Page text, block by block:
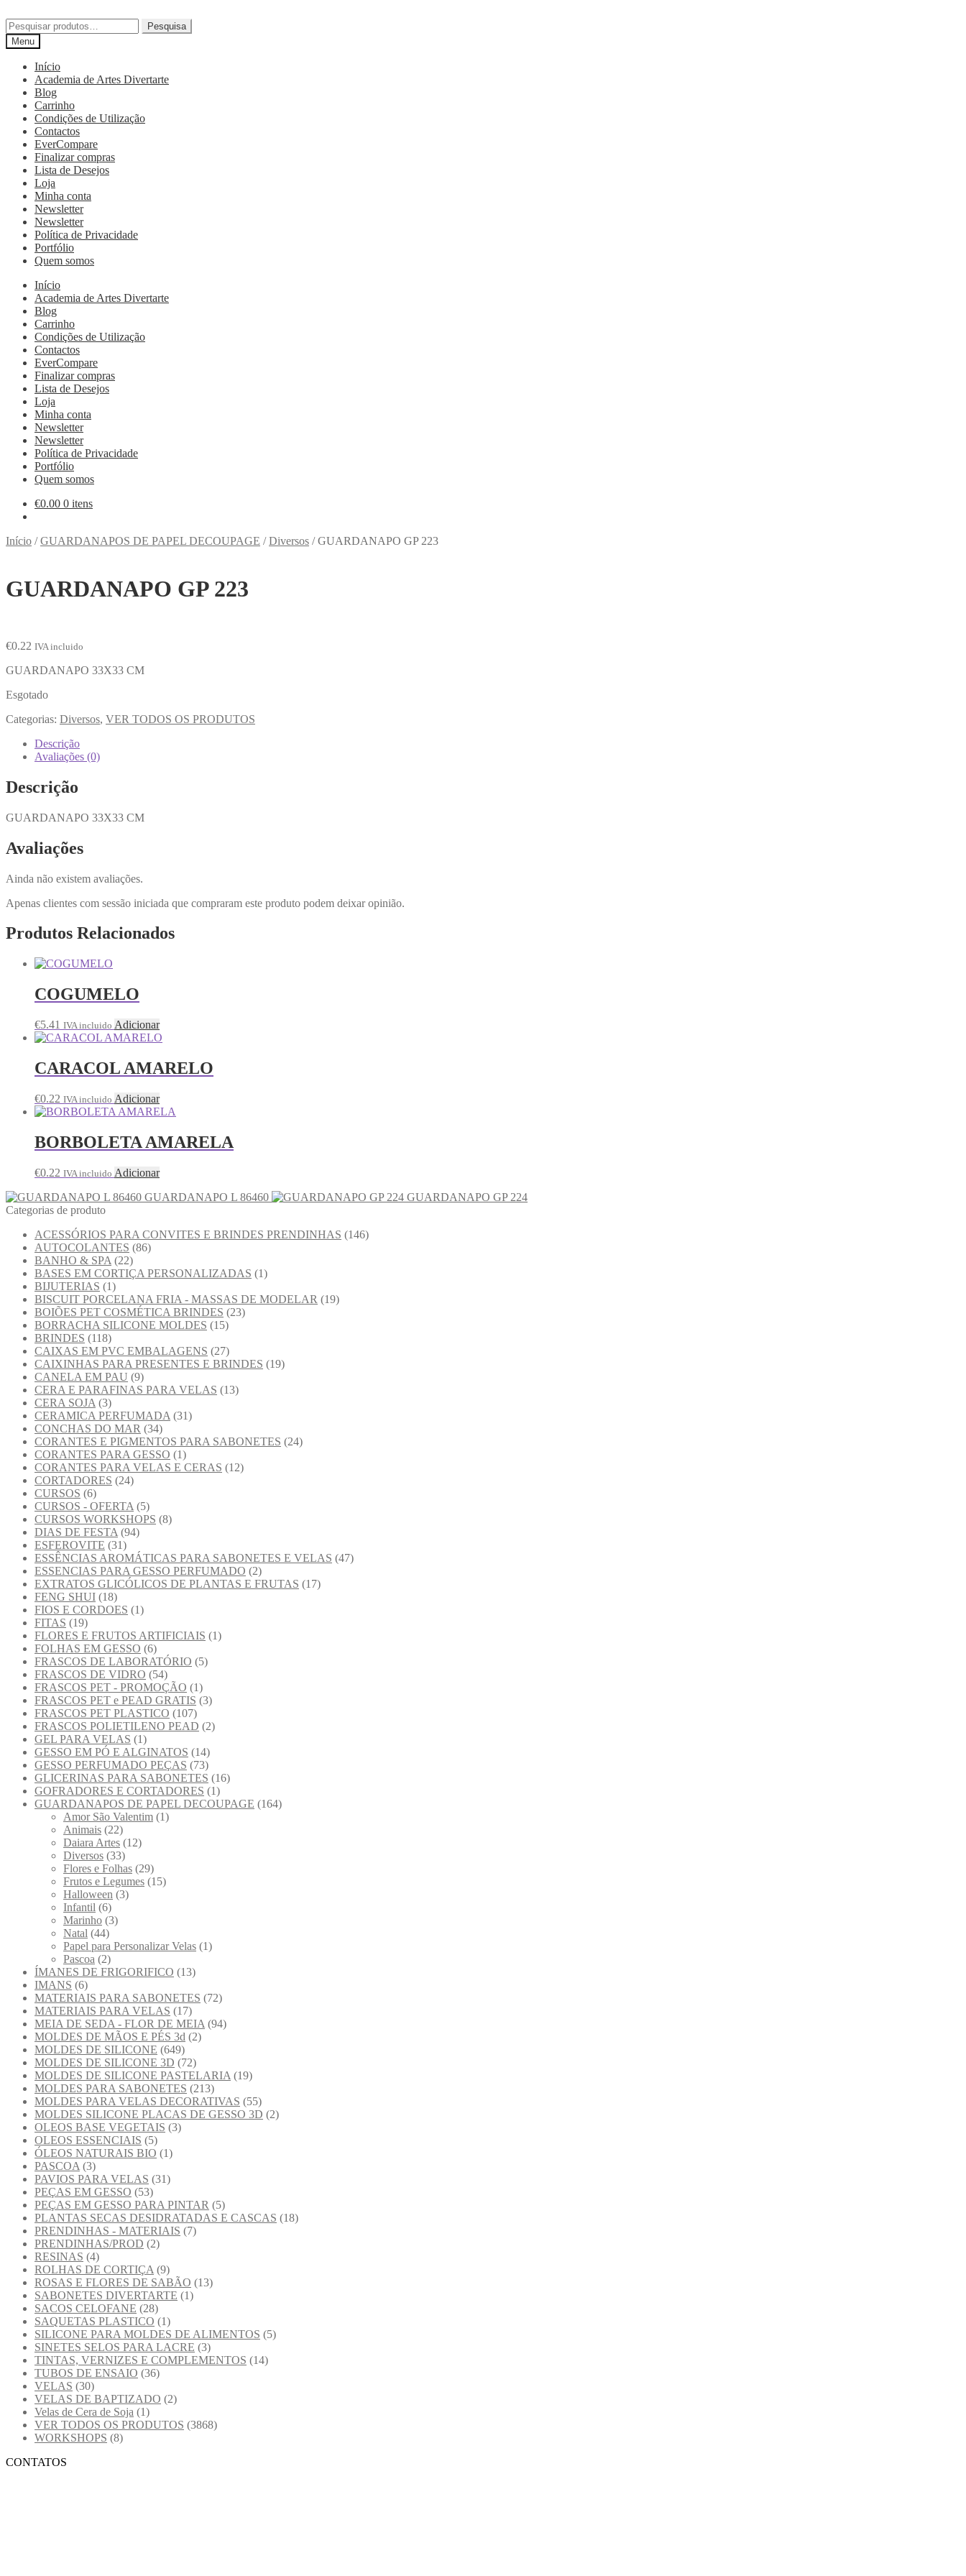
Pesquisa
Menu
Início
Academia de Artes Divertarte
Blog
Carrinho
Condições de Utilização
Contactos
EverCompare
Finalizar compras
Lista de Desejos
Loja
Minha conta
Newsletter
Newsletter
Política de Privacidade
Portfólio
Quem somos
Início
Academia de Artes Divertarte
Blog
Carrinho
Condições de Utilização
Contactos
EverCompare
Finalizar compras
Lista de Desejos
Loja
Minha conta
Newsletter
Newsletter
Política de Privacidade
Portfólio
Quem somos
€0.00 0 itens
Início /GUARDANAPOS DE PAPEL DECOUPAGE /Diversos /GUARDANAPO GP 223
GUARDANAPO GP 223
€0.22 IVA incluido
GUARDANAPO 33X33 CM
Esgotado
Categorias: Diversos, VER TODOS OS PRODUTOS
Descrição
Avaliações (0)
Descrição
GUARDANAPO 33X33 CM
Avaliações
Ainda não existem avaliações.
Apenas clientes com sessão iniciada que compraram este produto podem deixar opinião.
Produtos Relacionados
COGUMELO
€5.41 IVA incluido Adicionar
CARACOL AMARELO
€0.22 IVA incluido Adicionar
BORBOLETA AMARELA
€0.22 IVA incluido Adicionar
GUARDANAPO L 86460
GUARDANAPO GP 224
Categorias de produto
ACESSÓRIOS PARA CONVITES E BRINDES PRENDINHAS (146)
AUTOCOLANTES (86)
BANHO & SPA (22)
BASES EM CORTIÇA PERSONALIZADAS (1)
BIJUTERIAS (1)
BISCUIT PORCELANA FRIA - MASSAS DE MODELAR (19)
BOIÕES PET COSMÉTICA BRINDES (23)
BORRACHA SILICONE MOLDES (15)
BRINDES (118)
CAIXAS EM PVC EMBALAGENS (27)
CAIXINHAS PARA PRESENTES E BRINDES (19)
CANELA EM PAU (9)
CERA E PARAFINAS PARA VELAS (13)
CERA SOJA (3)
CERAMICA PERFUMADA (31)
CONCHAS DO MAR (34)
CORANTES E PIGMENTOS PARA SABONETES (24)
CORANTES PARA GESSO (1)
CORANTES PARA VELAS E CERAS (12)
CORTADORES (24)
CURSOS (6)
CURSOS - OFERTA (5)
CURSOS WORKSHOPS (8)
DIAS DE FESTA (94)
ESFEROVITE (31)
ESSÊNCIAS AROMÁTICAS PARA SABONETES E VELAS (47)
ESSENCIAS PARA GESSO PERFUMADO (2)
EXTRATOS GLICÓLICOS DE PLANTAS E FRUTAS (17)
FENG SHUI (18)
FIOS E CORDOES (1)
FITAS (19)
FLORES E FRUTOS ARTIFICIAIS (1)
FOLHAS EM GESSO (6)
FRASCOS DE LABORATÓRIO (5)
FRASCOS DE VIDRO (54)
FRASCOS PET - PROMOÇÃO (1)
FRASCOS PET e PEAD GRATIS (3)
FRASCOS PET PLASTICO (107)
FRASCOS POLIETILENO PEAD (2)
GEL PARA VELAS (1)
GESSO EM PÓ E ALGINATOS (14)
GESSO PERFUMADO PEÇAS (73)
GLICERINAS PARA SABONETES (16)
GOFRADORES E CORTADORES (1)
GUARDANAPOS DE PAPEL DECOUPAGE (164)
Amor São Valentim (1)
Animais (22)
Daiara Artes (12)
Diversos (33)
Flores e Folhas (29)
Frutos e Legumes (15)
Halloween (3)
Infantil (6)
Marinho (3)
Natal (44)
Papel para Personalizar Velas (1)
Pascoa (2)
ÍMANES DE FRIGORIFICO (13)
IMANS (6)
MATERIAIS PARA SABONETES (72)
MATERIAIS PARA VELAS (17)
MEIA DE SEDA - FLOR DE MEIA (94)
MOLDES DE MÃOS E PÉS 3d (2)
MOLDES DE SILICONE (649)
MOLDES DE SILICONE 3D (72)
MOLDES DE SILICONE PASTELARIA (19)
MOLDES PARA SABONETES (213)
MOLDES PARA VELAS DECORATIVAS (55)
MOLDES SILICONE PLACAS DE GESSO 3D (2)
OLEOS BASE VEGETAIS (3)
OLEOS ESSENCIAIS (5)
ÓLEOS NATURAIS BIO (1)
PASCOA (3)
PAVIOS PARA VELAS (31)
PEÇAS EM GESSO (53)
PEÇAS EM GESSO PARA PINTAR (5)
PLANTAS SECAS DESIDRATADAS E CASCAS (18)
PRENDINHAS - MATERIAIS (7)
PRENDINHAS/PROD (2)
RESINAS (4)
ROLHAS DE CORTIÇA (9)
ROSAS E FLORES DE SABÃO (13)
SABONETES DIVERTARTE (1)
SACOS CELOFANE (28)
SAQUETAS PLASTICO (1)
SILICONE PARA MOLDES DE ALIMENTOS (5)
SINETES SELOS PARA LACRE (3)
TINTAS, VERNIZES E COMPLEMENTOS (14)
TUBOS DE ENSAIO (36)
VELAS (30)
VELAS DE BAPTIZADO (2)
Velas de Cera de Soja (1)
VER TODOS OS PRODUTOS (3868)
WORKSHOPS (8)
CONTATOS